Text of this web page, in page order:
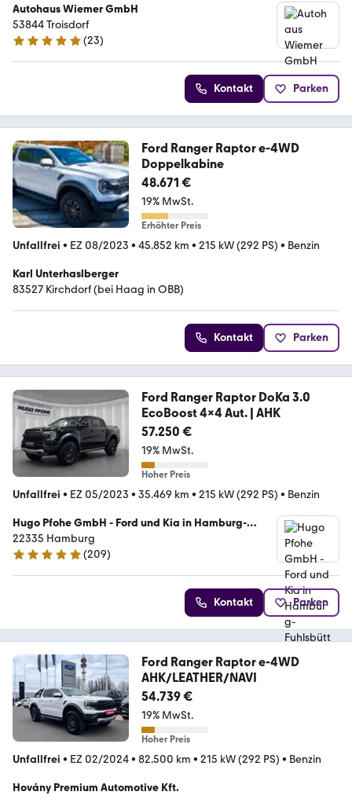
Autohaus Wiemer GmbH
53844 Troisdorf
5 Sterne
(23)
Kontakt Parken
Ford Ranger Raptor e-4WD
Doppelkabine
48.671 €
19% MwSt.
Erhöhter Preis
Unfallfrei • EZ 08/2023 • 45.852 km • 215 kW (292 PS) • Benzin
Karl Unterhaslberger
83527 Kirchdorf (bei Haag in OBB)
Kontakt Parken
Ford Ranger Raptor DoKa 3.0
EcoBoost 4x4 Aut. | AHK
57.250 €
19% MwSt.
Hoher Preis
Unfallfrei • EZ 05/2023 • 35.469 km • 215 kW (292 PS) • Benzin
Hugo Pfohe GmbH - Ford und Kia in Hamburg-
Fuhlsbüttel
22335 Hamburg
4.8 Sterne
(209)
Kontakt Parken
Ford Ranger Raptor e-4WD
AHK/LEATHER/NAVI
54.739 €
19% MwSt.
Hoher Preis
Unfallfrei • EZ 02/2024• 82.500 km • 215 kW (292 PS) • Benzin
Hovány Premium Automotive Kft.